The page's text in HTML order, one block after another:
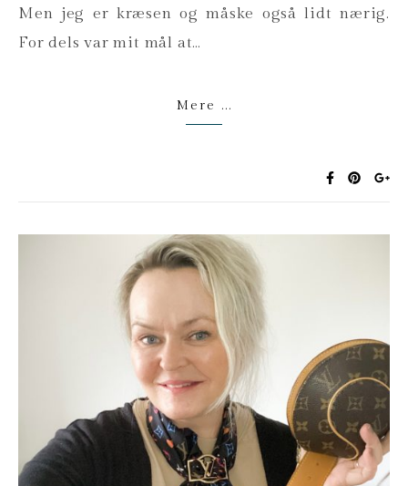
Men jeg er kræsen og måske også lidt nærig.
For dels var mit mål at…
Mere ...